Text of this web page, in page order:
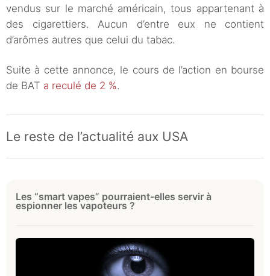
vendus sur le marché américain, tous appartenant à
des cigarettiers. Aucun d’entre eux ne contient
d’arômes autres que celui du tabac.
Suite à cette annonce, le cours de l’action en bourse
de BAT a reculé de 2 %.
Le reste de l’actualité aux USA
Les “smart vapes” pourraient-elles servir à
espionner les vapoteurs ?